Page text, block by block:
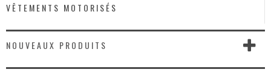
VÊTEMENTS MOTORISÉS
NOUVEAUX PRODUITS